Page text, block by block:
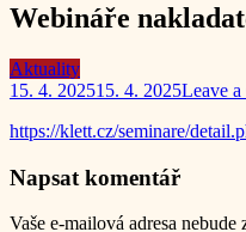
Webináře
Aktuality
15. 4. 202515. 4. 2025Leave
https://klett.cz/seminare/
Napsat komentář
Vaše e-mailová adresa nebude